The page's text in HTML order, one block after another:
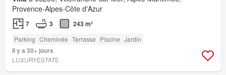
Provence-Alpes-Côte d'Azur
7 3 243 m²
Parking Cheminée Terrasse Piscine Jardin
Il y a 30+ jours
LUXURYESTATE